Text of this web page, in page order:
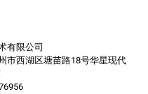
有限公司
市西湖区塘苗路18号华星现代